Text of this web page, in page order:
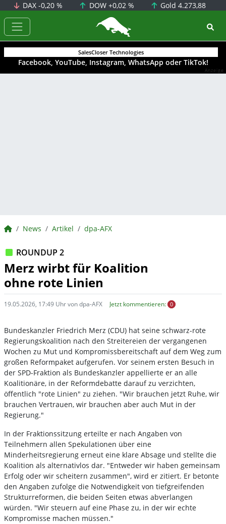
DAX-0,20 % DOW +0,02 % Gold4.273,88
BörsenNEWS.de
SalesCloser Technologies
Facebook, YouTube, Instagram, WhatsApp oder TikTok!
Anzeige
BörsenNEWS.de
News Artikel dpa-AFX
ROUNDUP 2
Merz wirbt für Koalition
ohne rote Linien
19.05.2026, 17:49 Uhr von dpa-AFX Jetzt kommentieren: 0
Bundeskanzler Friedrich Merz (CDU) hat seine schwarz-rote
Regierungskoalition nach den Streitereien der vergangenen
Wochen zu Mut und Kompromissbereitschaft auf dem Weg zum
großen Reformpaket aufgerufen. Vor seinem ersten Besuch in
der SPD-Fraktion als Bundeskanzler appellierte er an alle
Koalitionäre, in der Reformdebatte darauf zu verzichten,
öffentlich "rote Linien" zu ziehen. "Wir brauchen jetzt Ruhe, wir
brauchen Vertrauen, wir brauchen aber auch Mut in der
Regierung."
In der Fraktionssitzung erteilte er nach Angaben von
Teilnehmern allen Spekulationen über eine
Minderheitsregierung erneut eine klare Absage und stellte die
Koalition als alternativlos dar. "Entweder wir haben gemeinsam
Erfolg oder wir scheitern zusammen", wird er zitiert. Er betonte
den Angaben zufolge die Notwendigkeit von tiefgreifenden
Strukturreformen, die beiden Seiten etwas abverlangen
würden. "Wir steuern auf eine Phase zu, in der wir echte
Kompromisse machen müssen."